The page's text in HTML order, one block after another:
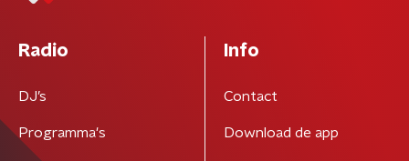
Radio
DJ’s
Programma's
Info
Contact
Download de app